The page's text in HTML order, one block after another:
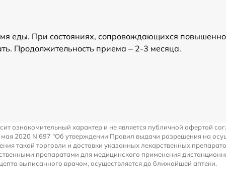
еды. При состояниях, сопровождающихся
Продолжительность приема – 2-3 месяца.
ознакомительный характер и не является публичной офертой
2020 N 697 "Об утверждении Правил выдачи разрешения на
такой торговли и доставки указанных лекарственных
препаратами для медицинского применения
выписанного врачом, осуществляется до ближайшей аптеки.